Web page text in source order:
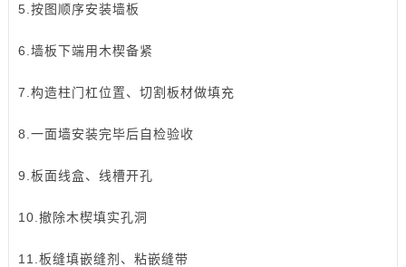
5.按图顺序安装墙板
6.墙板下端用木楔备紧
7.构造柱门杠位置、切割板材做填充
8.一面墙安装完毕后自检验收
9.板面线盒、线槽开孔
10.撤除木楔填实孔洞
11.板缝填嵌缝剂、粘嵌缝带